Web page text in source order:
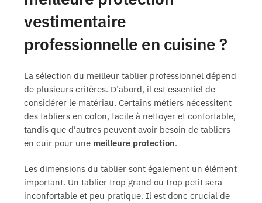
vestimentaire
professionnelle en cuisine ?
La sélection du meilleur tablier professionnel dépend
de plusieurs critères. D’abord, il est essentiel de
considérer le matériau. Certains métiers nécessitent
des tabliers en coton, facile à nettoyer et confortable,
tandis que d’autres peuvent avoir besoin de tabliers
en cuir pour une meilleure protection.
Les dimensions du tablier sont également un élément
important. Un tablier trop grand ou trop petit sera
inconfortable et peu pratique. Il est donc crucial de